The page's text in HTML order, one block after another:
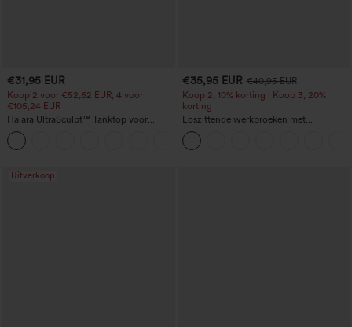
€31,95 EUR
Koop 2 voor €52,62 EUR, 4 voor
€105,24 EUR
Halara UltraSculpt™ Tanktop voor
trainingen met ronde hals en gebogen
zoom
€35,95 EUR €40,95 EUR
Koop 2, 10% korting | Koop 3, 20%
korting
Loszittende werkbroeken met
middelhoge taille, zakken en
tonvormige pijpen
Uitverkoop